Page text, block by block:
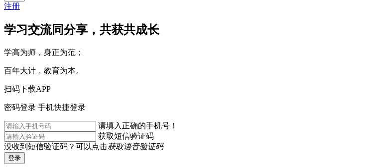
注册
学习交流同分享，共获共成长
学高为师，身正为范；
百年大计，教育为本。
扫码下载APP
密码登录 手机快捷登录
请填入正确的手机号！
获取短信验证码
没收到短信验证码？可以点击获取语音验证码
登录